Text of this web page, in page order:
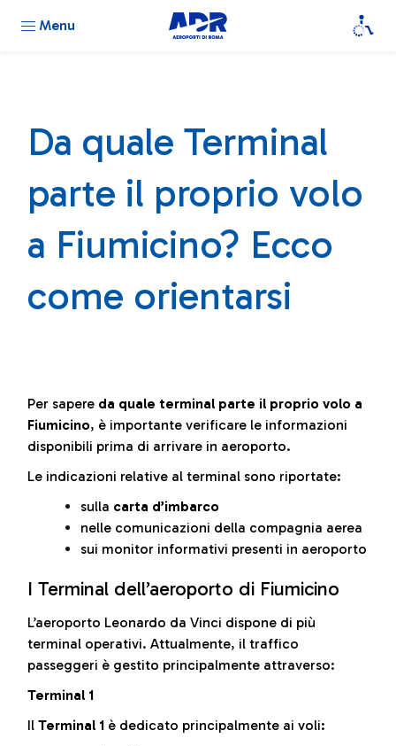
Menu
Da quale Terminal
parte il proprio volo
a Fiumicino? Ecco
come orientarsi
Per sapere da quale terminal parte il proprio volo a
Fiumicino, è importante verificare le informazioni
disponibili prima di arrivare in aeroporto.
Le indicazioni relative al terminal sono riportate:
sulla carta d’imbarco
nelle comunicazioni della compagnia aerea
sui monitor informativi presenti in aeroporto
I Terminal dell’aeroporto di Fiumicino
L’aeroporto Leonardo da Vinci dispone di più
terminal operativi. Attualmente, il traffico
passeggeri è gestito principalmente attraverso:
Terminal 1
Il Terminal 1 è dedicato principalmente ai voli: